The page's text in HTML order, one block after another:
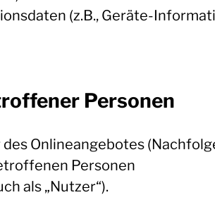
(z.B., Geräte-
Personen
Onlineangebotes
Personen
als „Nutzer“).